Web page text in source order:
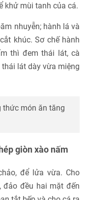
khử mùi tanh của cá.
nhuyễn; hành lá và
khúc. Sơ chế hành
thì đem thái lát, cà
lát dày vừa miệng
món ăn tăng
giòn xào nấm
để lửa vừa. Cho
đảo đều hai mặt đến